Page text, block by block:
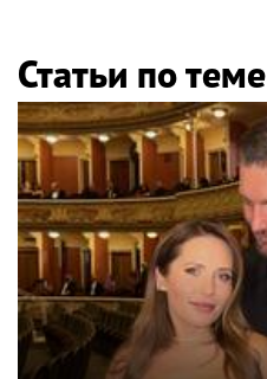
Статьи по теме